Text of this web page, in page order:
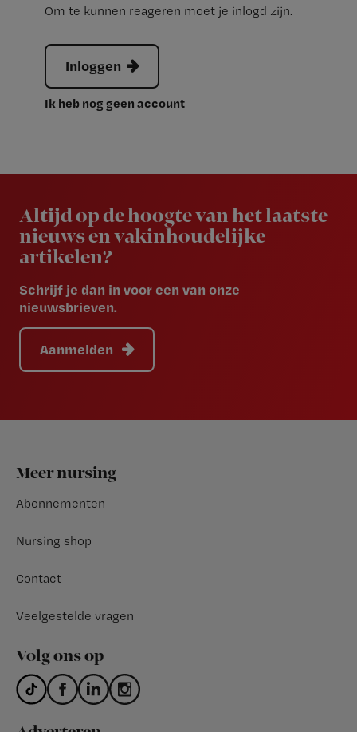
Om te kunnen reageren moet je inlogd zijn.
Inloggen
Ik heb nog geen account
Altijd op de hoogte van het laatste
nieuws en vakinhoudelijke
artikelen?
Schrijf je dan in voor een van onze
nieuwsbrieven.
Aanmelden
Footer
Meer nursing
Abonnementen
Nursing shop
Contact
Veelgestelde vragen
Volg ons op